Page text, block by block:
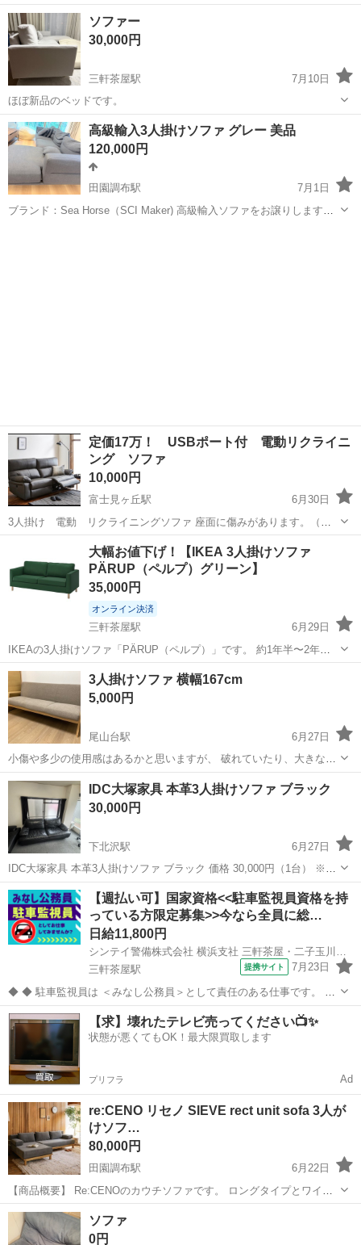
11cm 折りたたみマットレス ソファになるマットレス ライトグレー ブ
ラウン | 高密度ポケットコイルマットレス シングル ソファベッド用マ
ットレス 体圧分散...
東京 世田谷区
ポケットコイルマットレス
ソファー
30,000円
三軒茶屋駅
7月10日
ほぼ新品のベッドです。
東京 世田谷区 三軒茶屋駅 ソファ
高級輸入3人掛けソファ グレー 美品
120,000円
田園調布駅
7月1日
ブランド：Sea Horse（SCI Maker) 高級輸入ソファをお譲りします。
定価17万！ USBポート付 電動リクライニ
ング ソファ
10,000円
富士見ヶ丘駅
6月30日
3人掛け 電動 リクライニングソファ 座面に傷みがあります。（画
像参照） 引き取りに来てくださる方にお譲りします。 ■サイズ(cm)
W198×D96(153.5)×H1010×SH47 ■材質 張地：本革/PVC 中材...
世田谷区 富士見ヶ丘駅
大幅お値下げ！【IKEA 3人掛けソファ
PÄRUP（ペルプ）グリーン】
35,000円
オンライン決済
三軒茶屋駅
6月29日
IKEAの3人掛けソファ「PÄRUP（ペルプ）」です。 約1年半〜2年使
用しました。 購入価格：57,990円 販売価格：40,000円 サイズ（公
式）： 幅 206cm 奥行 80cm 高さ 86cm 大きなシミ・破...
東京 世田谷区 三軒茶屋駅 ソファ
3人掛けソファ 横幅167cm
5,000円
尾山台駅
6月27日
小傷や多少の使用感はあるかと思いますが、 破れていたり、大きな汚
れは見当たりません。 引き取りに来ていただける方にお譲りいたしま
東京 世田谷区 尾山台駅 ソファ
IDC大塚家具 本革3人掛けソファ ブラック
30,000円
下北沢駅
6月27日
IDC大塚家具 本革3人掛けソファ ブラック 価格 30,000円（1台） ※2
台まとめて購入の場合は55,000円 商品説明 IDC大塚家具の本革3人掛
けソファです。 約10年使用しましたが、まだまだ快適にお使い...
東京 世田谷区 下北沢駅 ソファ
【週払い可】国家資格<<駐車監視員資格を持
っている方限定募集>>今なら全員に総…
日給11,800円
シンテイ警備株式会社 横浜支社 三軒茶屋・二子玉川・桜新町(6)エリア/A3203200105
三軒茶屋駅
提携サイト 7月23日
◆ ◆ 駐車監視員は ＜みなし公務員＞として責任のある仕事です。 警
察から委託を受けております。
・・・・・・・・・・・・・・・・・・・・・・・・・・ ≫≫ 駐車
監視員の資格を持っている方限定の募集です！ ￣￣￣￣￣...
東京 世田谷区 三軒茶屋駅 警備員
【求】壊れたテレビ売ってください📺✨
状態が悪くてもOK！最大限買取します
プリフラ Ad
re:CENO リセノ SIEVE rect unit sofa 3人が
けソフ…
80,000円
田園調布駅
6月22日
【商品概要】 Re:CENOのカウチソファです。 ロングタイプとワイド
タイプを組み合わせたカウチ仕様で、ゆったり広々とお使いいただけ
ます。 カラー：グレー ・張りのある生地と硬めのウレタンを使用した
座面 ...
東京 世田谷区
ソファ
0円